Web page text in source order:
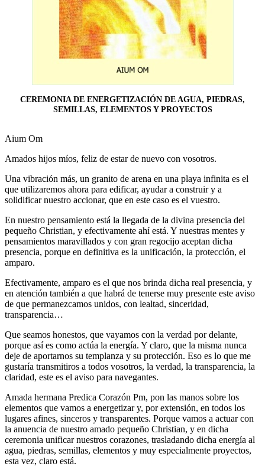
CEREMONIA DE ENERGETIZACIÓN DE AGUA, PIEDRAS,
SEMILLAS, ELEMENTOS Y PROYECTOS
Aium Om
Amados hijos míos, feliz de estar de nuevo con vosotros.
Una vibración más, un granito de arena en una playa infinita es el
que utilizaremos ahora para edificar, ayudar a construir y a
solidificar nuestro accionar, que en este caso es el vuestro.
En nuestro pensamiento está la llegada de la divina presencia del
pequeño Christian, y efectivamente ahí está. Y nuestras mentes y
pensamientos maravillados y con gran regocijo aceptan dicha
presencia, porque en definitiva es la unificación, la protección, el
amparo.
Efectivamente, amparo es el que nos brinda dicha real presencia, y
en atención también a que habrá de tenerse muy presente este aviso
de que permanezcamos unidos, con lealtad, sinceridad,
transparencia…
Que seamos honestos, que vayamos con la verdad por delante,
porque así es como actúa la energía. Y claro, que la misma nunca
deje de aportarnos su templanza y su protección. Eso es lo que me
gustaría transmitiros a todos vosotros, la verdad, la transparencia, la
claridad, este es el aviso para navegantes.
Amada hermana Predica Corazón Pm, pon las manos sobre los
elementos que vamos a energetizar y, por extensión, en todos los
lugares afines, sinceros y transparentes. Porque vamos a actuar con
la anuencia de nuestro amado pequeño Christian, y en dicha
ceremonia unificar nuestros corazones, trasladando dicha energía al
agua, piedras, semillas, elementos y muy especialmente proyectos,
esta vez, claro está.